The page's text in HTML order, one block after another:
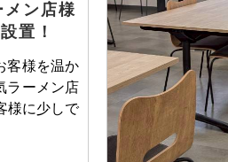
メン店様
置！
客様を温か
ラーメン店
様に少しで